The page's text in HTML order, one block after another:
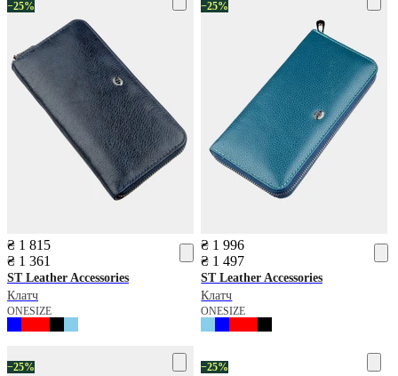
−25%
₴ 1 815
₴ 1 361
ST Leather Accessories
Клатч
ONESIZE
−25%
₴ 1 996
₴ 1 497
ST Leather Accessories
Клатч
ONESIZE
−25% −25%